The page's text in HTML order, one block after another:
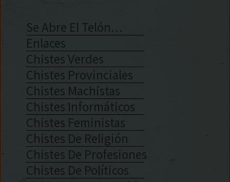
Se Abre El Telón…
Enlaces
Chistes Verdes
Chistes Provinciales
Chistes Machistas
Chistes Informáticos
Chistes Feministas
Chistes De Religión
Chistes De Profesiones
Chistes De Políticos